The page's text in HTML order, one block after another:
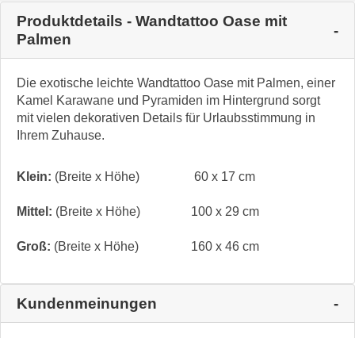
Produktdetails - Wandtattoo Oase mit
Palmen
Die exotische leichte Wandtattoo Oase mit Palmen, einer
Kamel Karawane und Pyramiden im Hintergrund sorgt
mit vielen dekorativen Details für Urlaubsstimmung in
Ihrem Zuhause.
Klein: (Breite x Höhe) 60 x 17 cm
Mittel: (Breite x Höhe) 100 x 29 cm
Groß: (Breite x Höhe) 160 x 46 cm
Kundenmeinungen